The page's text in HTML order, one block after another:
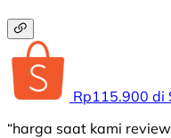
Rp115.900 di
“harga saat kami